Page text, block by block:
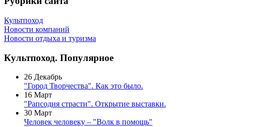
Культпоход
Новости компаний
Новости отдыха и туризма
Культпоход. Популярное
26 Декабрь
"Город Творчества". Как это было.
16 Март
"Рапсодия страсти". Открытие выставки.
30 Март
Человек человеку – "Волк в помощь"